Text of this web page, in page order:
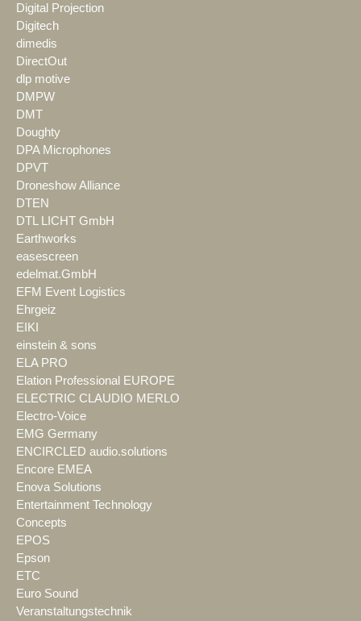
Digital Projection
Digitech
dimedis
DirectOut
dlp motive
DMPW
DMT
Doughty
DPA Microphones
DPVT
Droneshow Alliance
DTEN
DTL LICHT GmbH
Earthworks
easescreen
edelmat.GmbH
EFM Event Logistics
Ehrgeiz
EIKI
einstein & sons
ELA PRO
Elation Professional EUROPE
ELECTRIC CLAUDIO MERLO
Electro-Voice
EMG Germany
ENCIRCLED audio.solutions
Encore EMEA
Enova Solutions
Entertainment Technology
Concepts
EPOS
Epson
ETC
Euro Sound
Veranstaltungstechnik